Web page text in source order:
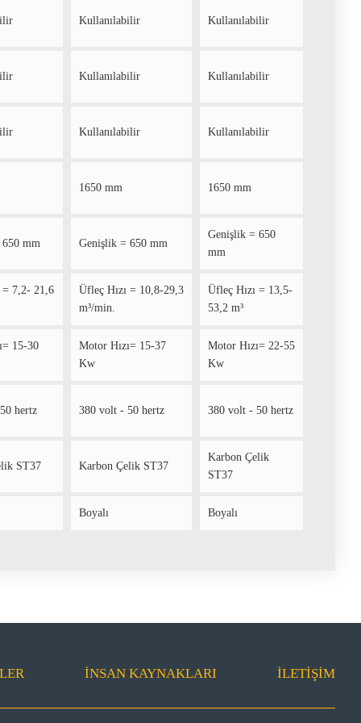
Kullanılabilir Kullanılabilir
Kullanılabilir Kullanılabilir
Kullanılabilir Kullanılabilir
1650 mm 1650 mm
mm Genişlik = 650 mm
Genişlik = 650
mm
= 7,2- 21,6
Üfleç Hızı = 10,8-29,3
m³/min.
Üfleç Hızı = 13,5-
53,2 m³
15-30
Motor Hızı= 15-37
Kw
Motor Hızı= 22-55
Kw
hertz 380 volt - 50 hertz 380 volt - 50 hertz
ST37 Karbon Çelik ST37
Karbon Çelik
ST37
Boyalı Boyalı
İNSAN KAYNAKLARI İLETIŞIM